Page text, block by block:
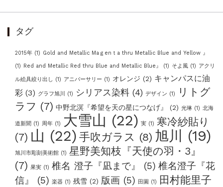
タグ
2015年(1) Gold and Metallic Maｇenｔa thru Metallic Blue and Yellow 』
(1) Red and Metallic Red thru Blue and Metallic Blue』 (1) そよ風(1) アクリ
ル絵具絞り出し (1) アニバーサリー (1) オレンジ (2) キャンパスに油
彩(3) グラフ旭川 (1) シリアス染料(4) デザイン (1)
リトグ
ラフ (7) 中野北溟『希望を天の星につなげ』 (2) 光琳(1) 北海
道新聞 (1) 周年(1) 大雪山 (22) 実(1) 寒冷紗貼り
(7) 山 (22) 手吹ガラス (8) 旭川 (19)
旭川市彫刻美術館(1) 星野美知枝『天使の羽・3』
(7) 果実(1) 椎名 澄子『凪まで』 (5) 椎名澄子『花
信』
(5) 楽器(1) 残雪(2) 版画(5) 田園 (1)
田村能里子